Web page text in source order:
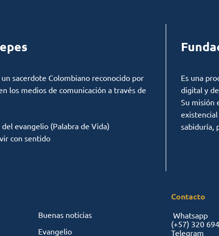
un sacerdote Colombiano reconocido por
los medios de comunicación a través de
evangelio (Palabra de Vida)
con sentido
Es una
digital y
Su misión
sabiduría,
Buenas noticias
Evangelio
Contacto
Whatsapp
(+57) 320
Telegram